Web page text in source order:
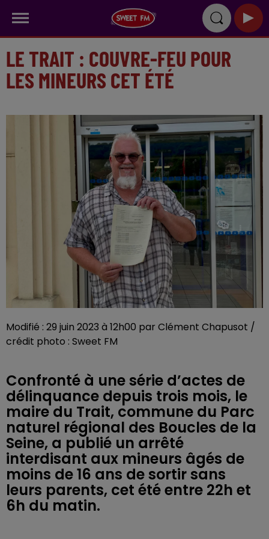
LE TRAIT : COUVRE-FEU POUR
LES MINEURS CET ÉTÉ
Modifié : 29 juin 2023 à 12h00 par Clément Chapusot /
crédit photo : Sweet FM
Confronté à une série d’actes de
délinquance depuis trois mois, le
maire du Trait, commune du Parc
naturel régional des Boucles de la
Seine, a publié un arrêté
interdisant aux mineurs âgés de
moins de 16 ans de sortir sans
leurs parents, cet été entre 22h et
6h du matin.